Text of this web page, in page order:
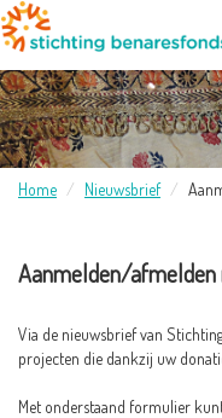
Home Nieuwsbrief
Aanmelden/afmelden
Via de nieuwsbrief van
projecten die dankzij uw
Met onderstaand formulier